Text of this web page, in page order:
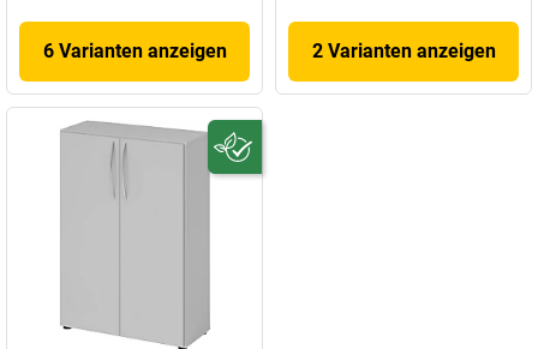
6 Varianten anzeigen 2 Varianten anzeigen